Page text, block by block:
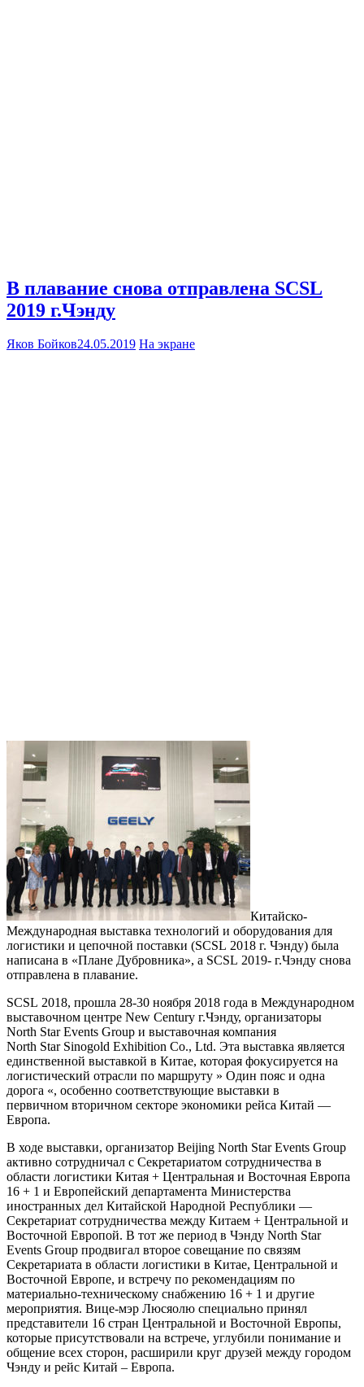
В плавание снова отправлена SCSL
2019 г.Чэнду
Яков Бойков24.05.2019 На экране
Китайско-
Международная выставка технологий и оборудования для
логистики и цепочной поставки (SCSL 2018 г. Чэнду) была
написана в «Плане Дубровника», а SCSL 2019- г.Чэнду снова
отправлена в плавание.
SCSL 2018, прошла 28-30 ноября 2018 года в Международном
выставочном центре New Century г.Чэнду, организаторы
North Star Events Group и выставочная компания
North Star Sinogold Exhibition Co., Ltd. Эта выставка является
единственной выставкой в Китае, которая фокусируется на
логистический отрасли по маршруту » Один пояс и одна
дорога «, особенно соответствующие выставки в
первичном вторичном секторе экономики рейса Китай —
Европа.
В ходе выставки, организатор Beijing North Star Events Group
активно сотрудничал с Секретариатом сотрудничества в
области логистики Китая + Центральная и Восточная Европа
16 + 1 и Европейский департамента Министерства
иностранных дел Китайской Народной Республики —
Секретариат сотрудничества между Китаем + Центральной и
Восточной Европой. В тот же период в Чэнду North Star
Events Group продвигал второе совещание по связям
Секретариата в области логистики в Китае, Центральной и
Восточной Европе, и встречу по рекомендациям по
материально-техническому снабжению 16 + 1 и другие
мероприятия. Вице-мэр Люсяолю специально принял
представители 16 стран Центральной и Восточной Европы,
которые присутствовали на встрече, углубили понимание и
общение всех сторон, расширили круг друзей между городом
Чэнду и рейс Китай – Европа.